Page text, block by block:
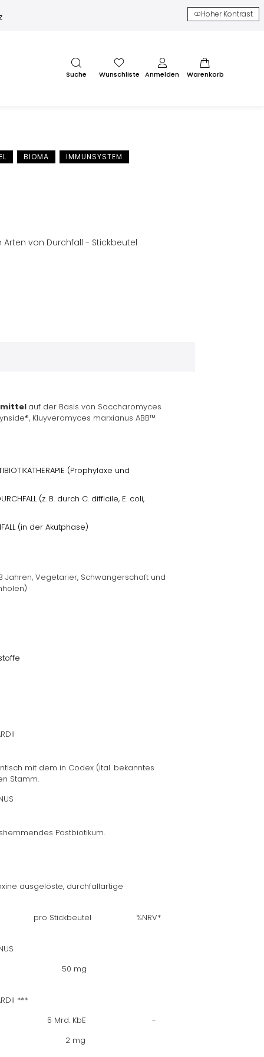
Hoher Kontrast
Suche Wunschliste Anmelden Warenkorb
BIOMA
IMMUNSYSTEM
von Durchfall - Stickbeutel
auf der Basis von Saccharomyces
Kluyveromyces marxianus ABB™
(Prophylaxe und
(z. B. durch C. difficile, E. coli,
(in der Akutphase)
Jahren, Vegetarier, Schwangerschaft und
mit dem in Codex (ital. bekanntes
Stamm.
Postbiotikum.
ausgelöste, durchfallartige
pro Stickbeutel %NRV*
S8° 50 mg
***
5 Mrd. KbE -
2 mg